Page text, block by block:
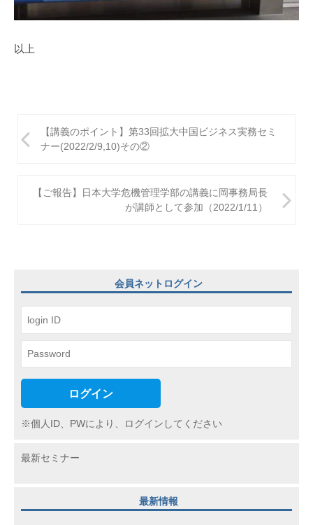
以上
稿
ョ
ン
【講義のポイント】第33回拡大中国ビジネス実務セミ
ナー(2022/2/9,10)その②
【ご報告】日本大学危機管理学部の講義に岡事務局長
が講師として参加（2022/1/11）
会員ネットログイン
ログイン
※個人ID、PWにより、ログインしてください
最新セミナー
最新情報